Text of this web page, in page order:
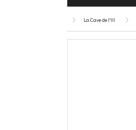
La Cave de l'Ill